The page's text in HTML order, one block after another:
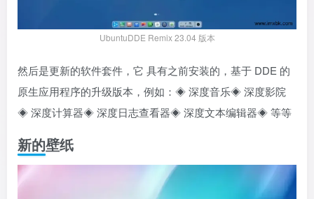
UbuntuDDE Remix 23.04 版本
然后是更新的软件套件，它 具有之前安装的，基于 DDE 的
原生应用程序的升级版本，例如：◈ 深度音乐◈ 深度影院
◈ 深度计算器◈ 深度日志查看器◈ 深度文本编辑器◈ 等等
新的壁纸